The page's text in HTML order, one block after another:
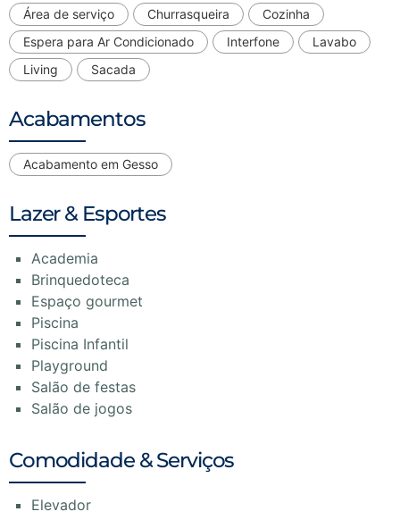
Área de serviço Churrasqueira
Cozinha
Espera para Ar Condicionado
Interfone
Lavabo
Living
Sacada
Acabamentos
Acabamento em Gesso
Lazer & Esportes
Academia
Brinquedoteca
Espaço gourmet
Piscina
Piscina Infantil
Playground
Salão de festas
Salão de jogos
Comodidade & Serviços
Elevador